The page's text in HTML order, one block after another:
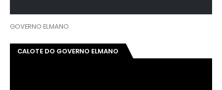
GOVERNO ELMANO
CALOTE DO GOVERNO ELMANO